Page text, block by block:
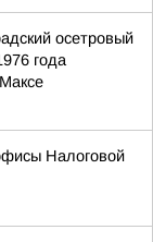
осетровый
года
Налоговой